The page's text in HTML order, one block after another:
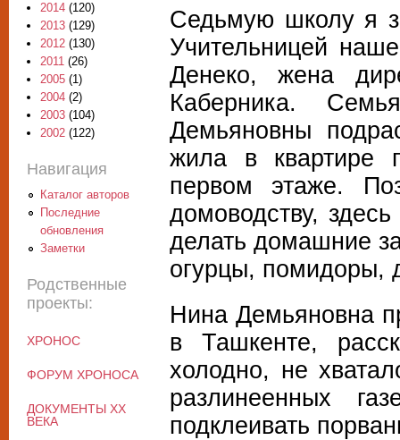
Седьмую школу я
Учительницей
Денеко, жена
Каберника.
Демьяновны
жила в квартире
первом этаже.
домоводству,
делать домашние
огурцы, помидоры,
Нина Демьяновна
в Ташкенте,
холодно, не
разлинеенных
подклеивать
2014 (120)
2013 (129)
2012 (130)
2011 (26)
2005 (1)
2004 (2)
2003 (104)
2002 (122)
Навигация
Каталог авторов
Последние
обновления
Заметки
Родственные
проекты:
ХРОНОС
ФОРУМ ХРОНОСА
ДОКУМЕНТЫ XX
ВЕКА